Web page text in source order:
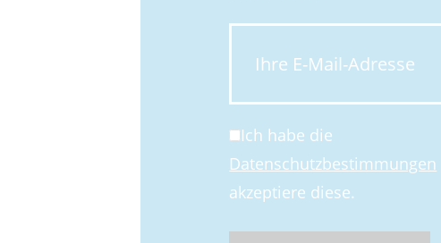
Ich habe die
Datenschutzbestimmungen
akzeptiere diese.